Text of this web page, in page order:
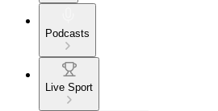
Podcasts
Live Sport